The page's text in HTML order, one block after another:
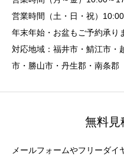
営業時間（土・日・祝）
年末年始・お盆もご予約承り
対応地域：福井市・鯖江市・
市・勝山市・丹生郡・南条郡
無料見
メールフォームやフリーダ